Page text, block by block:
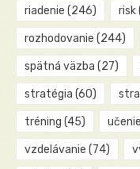
riadenie (246) risk
rozhodovanie (244)
spätná väzba (27)
stratégia (60)
tréning (45) učenie
vzdelávanie (74)